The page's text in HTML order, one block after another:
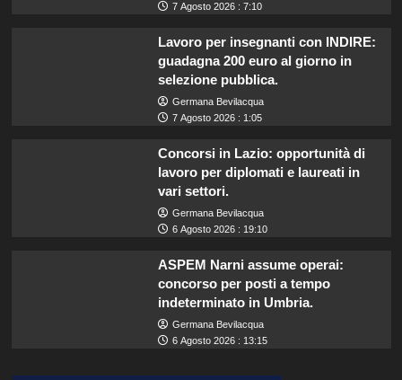
7 Agosto 2026 : 7:10
Lavoro per insegnanti con INDIRE:
guadagna 200 euro al giorno in
selezione pubblica.
Germana Bevilacqua
7 Agosto 2026 : 1:05
Concorsi in Lazio: opportunità di
lavoro per diplomati e laureati in
vari settori.
Germana Bevilacqua
6 Agosto 2026 : 19:10
ASPEM Narni assume operai:
concorso per posti a tempo
indeterminato in Umbria.
Germana Bevilacqua
6 Agosto 2026 : 13:15